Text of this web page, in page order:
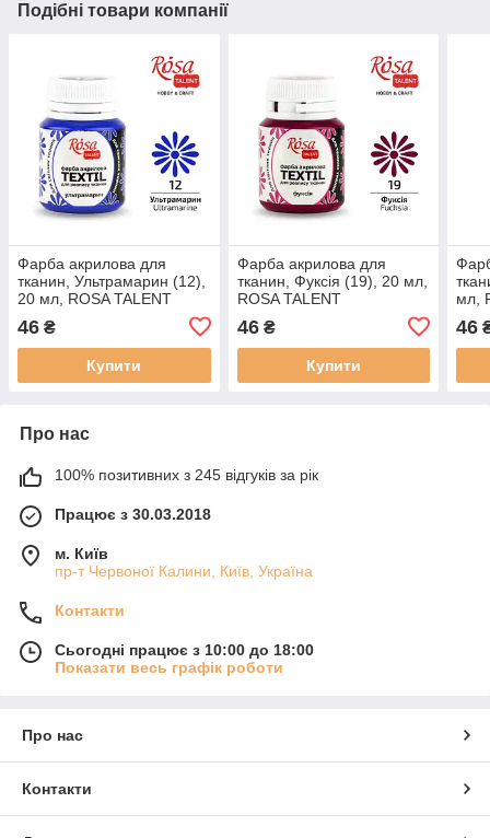
Подібні товари компанії
Фарба акрилова для
тканин, Ультрамарин (12),
20 мл, ROSA TALENT
46 ₴
Купити
Фарба акрилова для
тканин, Фуксія (19), 20 мл,
ROSA TALENT
46₴
Купити
мл,
46
Про нас
100% позитивних з 245 відгуків за рік
Працює з 30.03.2018
м. Київ
пр-т Червоної Калини, Київ, Україна
Контакти
Сьогодні працює з 10:00 до 18:00
Показати весь графік роботи
Про нас
Контакти